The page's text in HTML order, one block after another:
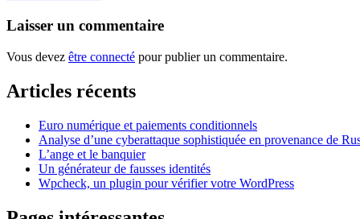
Laisser un commentaire
Vous devez être connecté pour publier un commentaire.
Articles récents
Euro numérique et paiements conditionnels
Analyse d’une cyberattaque sophistiquée en provenance de
L’ange et le banquier
Un générateur de fausses identités
Wpcheck, un plugin pour vérifier votre WordPress